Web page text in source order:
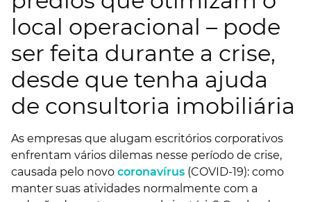
local operacional – pode
ser feita durante a crise,
desde que tenha ajuda
de consultoria imobiliária
As empresas que alugam escritórios corporativos
enfrentam vários dilemas nesse período de crise,
causada pelo novo coronavírus (COVID-19): como
manter suas atividades normalmente com a